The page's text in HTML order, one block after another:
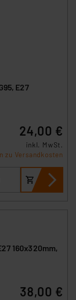
E27
24,00 €
inkl. MwSt.
zu Versandkosten
160x320mm,
38,00 €